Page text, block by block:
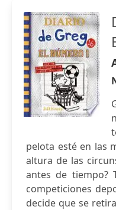
pelota esté en las
altura de las
antes de tiempo?
competiciones
decide que se